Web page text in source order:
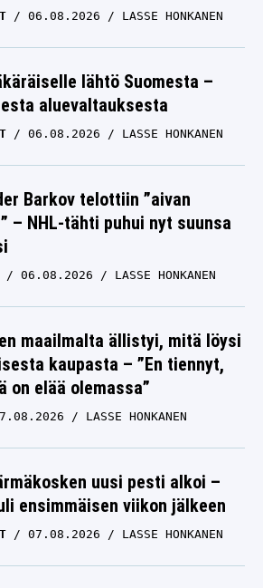
06.08.2026 LASSE HONKANEN
lähtö Suomesta –
aluevaltauksesta
06.08.2026 LASSE HONKANEN
Barkov telottiin ”aivan
– NHL-tähti puhui nyt suunsa
06.08.2026 LASSE HONKANEN
maailmalta ällistyi, mitä löysi
kaupasta – ”En tiennyt,
on elää olemassa”
LASSE HONKANEN
uusi pesti alkoi –
ensimmäisen viikon jälkeen
07.08.2026 LASSE HONKANEN